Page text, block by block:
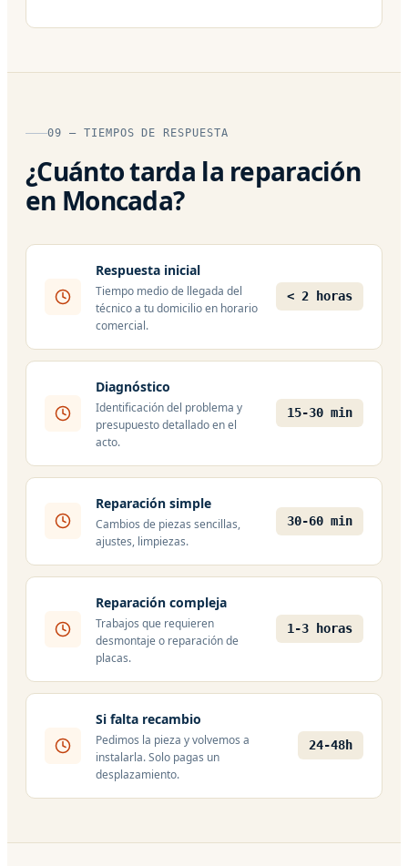
09 — TIEMPOS DE RESPUESTA
¿Cuánto tarda la reparación
en Moncada?
Respuesta inicial
Tiempo medio de llegada del
técnico a tu domicilio en horario
comercial.
< 2 horas
Diagnóstico
Identificación del problema y
presupuesto detallado en el
acto.
15-30 min
Reparación simple
Cambios de piezas sencillas,
ajustes, limpiezas.
30-60 min
Reparación compleja
Trabajos que requieren
desmontaje o reparación de
placas.
1-3 horas
Si falta recambio
Pedimos la pieza y volvemos a
instalarla. Solo pagas un
desplazamiento.
24-48h